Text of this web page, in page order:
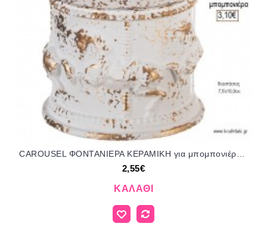
CAROUSEL ΦΟΝΤΑΝΙΕΡΑ ΚΕΡΑΜΙΚΗ για μπομπονιέρες γούρι δώρο NU-K986/51150 2.55€!!!
2,55€
ΚΑΛΆΘΙ